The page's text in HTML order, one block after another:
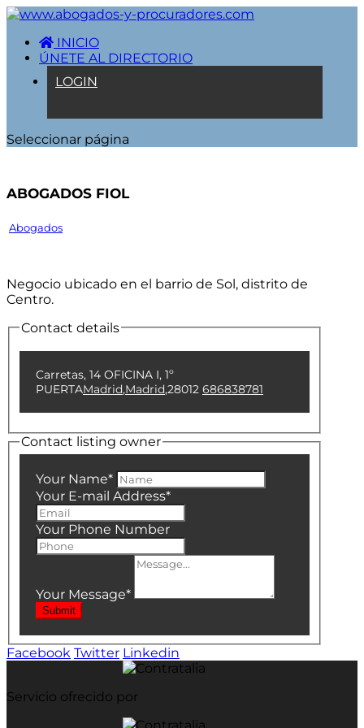
INICIO
ÚNETE AL DIRECTORIO
LOGIN
Seleccionar página
Abogados Fiol
Abogados
Negocio ubicado en el barrio de Sol, distrito de
Centro.
Contact details
Carretas, 14 OFICINA I, 1º
PUERTAMadrid,Madrid,28012 686838781
Contact listing owner
Your Name*
Your E-mail Address*
Your Phone Number
Your Message*
Submit
Facebook Twitter Linkedin
Servicio ofrecido por